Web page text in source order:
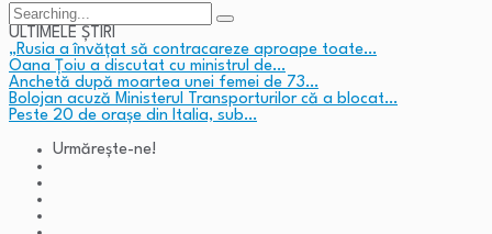
Search
for:
ULTIMELE ȘTIRI
„Rusia a învățat să contracareze aproape toate…
Oana Țoiu a discutat cu ministrul de…
Anchetă după moartea unei femei de 73…
Bolojan acuză Ministerul Transporturilor că a blocat…
Peste 20 de orașe din Italia, sub…
Urmărește-ne!